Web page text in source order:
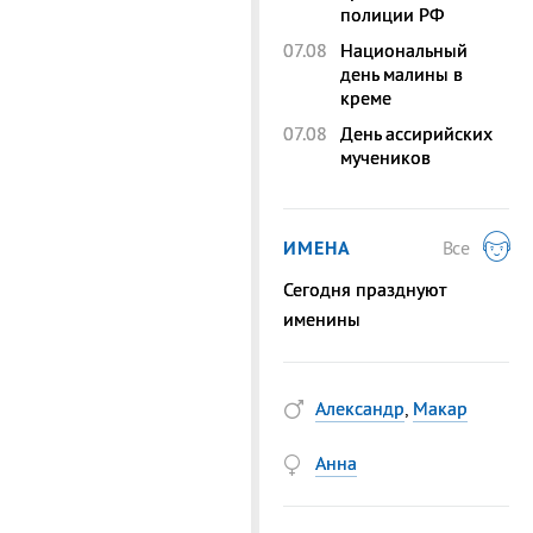
полиции РФ
07.08
Национальный
день малины в
креме
07.08 День ассирийских
мучеников
ИМЕНА
Все
Сегодня празднуют
именины
Александр, Макар
Анна